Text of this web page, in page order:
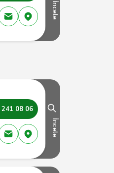
İncele
241 08 06
İncele